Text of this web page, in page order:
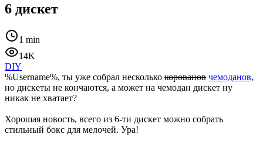
6 дискет
1 min
14K
DIY
%Username%, ты уже собрал несколько корованов чемоданов,
но дискеты не кончаются, а может на чемодан дискет ну
никак не хватает?
Хорошая новость, всего из 6-ти дискет можно собрать
стильный бокс для мелочей. Ура!